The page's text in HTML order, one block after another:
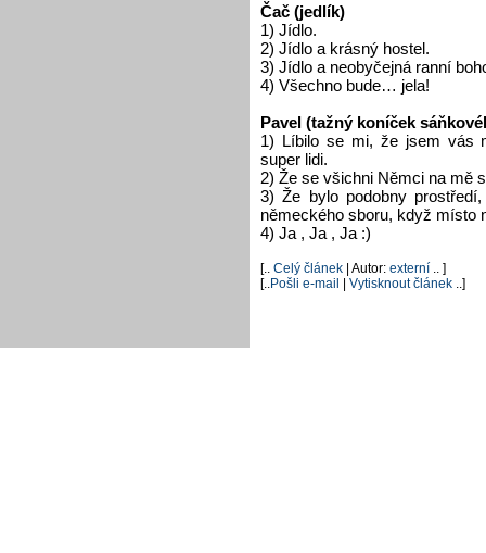
Čač (jedlík)
1) Jídlo.
2) Jídlo a krásný hostel.
3) Jídlo a neobyčejná ranní
4) Všechno bude… jela!
Pavel (tažný koníček
1) Líbilo se mi, že jsem vás
super lidi.
2) Že se všichni Němci na mě
3) Že bylo podobny
německého sboru, když místo
4) Ja , Ja , Ja :)
[.. Celý článek | Autor: externí .. ]
[.. Pošli e-mail | Vytisknout článek ..]